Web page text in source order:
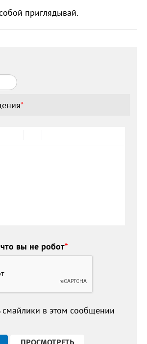
приглядывай.
*
вы не робот*
смайлики в этом сообщении